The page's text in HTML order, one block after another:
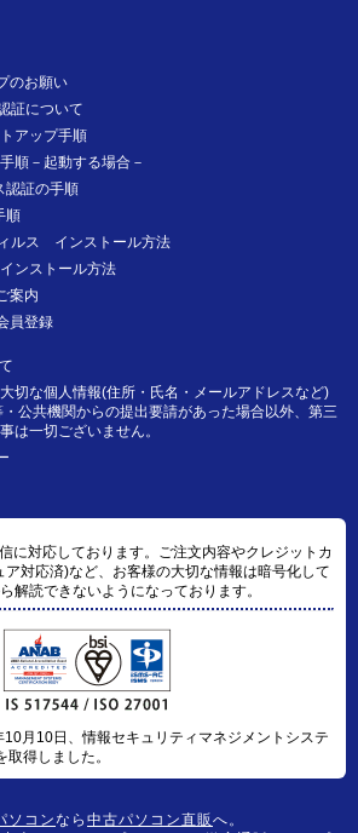
のお願い
証について
アップ手順
順－起動する場合－
認証の手順
順
ルス インストール方法
ンストール方法
案内
員登録
切な個人情報(住所・氏名・メールアドレスなど)
公共機関からの提出要請があった場合以外、第三
は一切ございません。
に対応しております。ご注文内容やクレジットカ
対応済)など、お客様の大切な情報は暗号化して
解読できないようになっております。
月10日、情報セキュリティマネジメントシステ
得しました。
ソコンなら 中古パソコン直販へ。